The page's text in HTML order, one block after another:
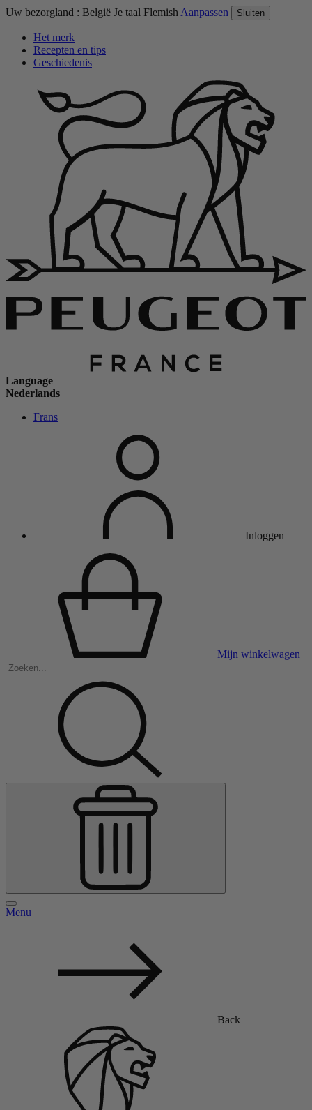
Uw bezorgland : België Je taal Flemish Aanpassen Sluiten
Het merk
Recepten en tips
Geschiedenis
Language
Nederlands
Frans
Inloggen
Mijn winkelwagen
Menu
Back